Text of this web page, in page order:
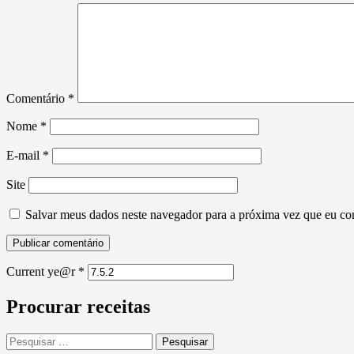
Comentário *
Nome *
E-mail *
Site
Salvar meus dados neste navegador para a próxima vez que eu
Current ye@r *
Procurar receitas
Pesquisar